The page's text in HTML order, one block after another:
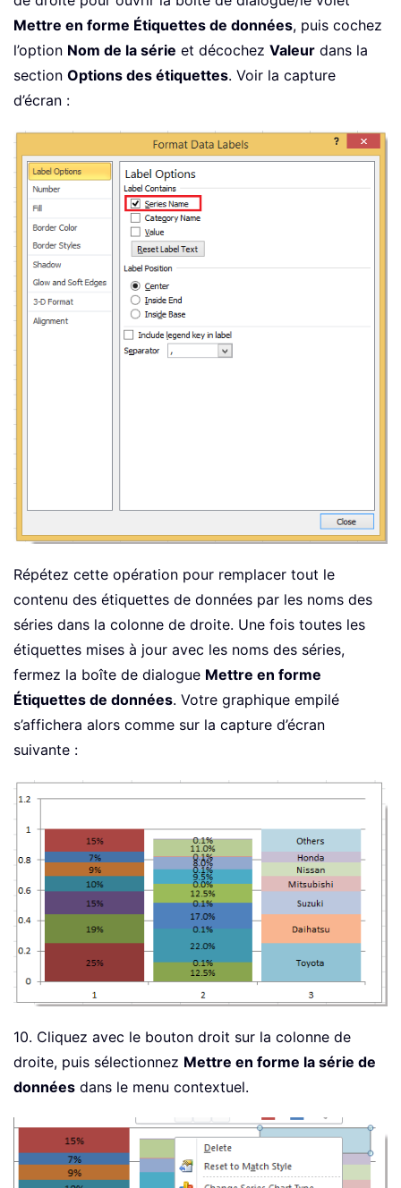
Mettre en forme Étiquettes de données, puis cochez
l’option Nom de la série et décochez Valeur dans la
section Options des étiquettes. Voir la capture
d’écran :
Répétez cette opération pour remplacer tout le
contenu des étiquettes de données par les noms des
séries dans la colonne de droite. Une fois toutes les
étiquettes mises à jour avec les noms des séries,
fermez la boîte de dialogue Mettre en forme
Étiquettes de données. Votre graphique empilé
s’affichera alors comme sur la capture d’écran
suivante :
10. Cliquez avec le bouton droit sur la colonne de
droite, puis sélectionnez Mettre en forme la série de
données dans le menu contextuel.